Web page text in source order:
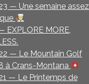
— Une semaine assez
EXPLORE MORE,
— Le Mountain Golf
à Crans-Montana
— Le Printemps de